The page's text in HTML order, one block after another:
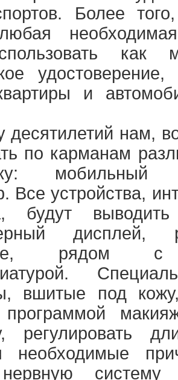
Более
как
удостоверение,
и
десятилетий нам,
по карманам
Все устройства,
будут
дисплей,
рядом с
вшитые под
программой
регулировать
необходимые
систему